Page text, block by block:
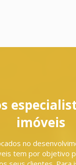
imóveis
no
tem por objetivo